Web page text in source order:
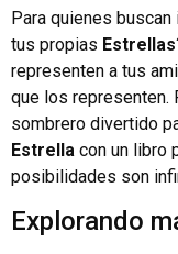
Para quienes
tus propias Estrellas
representen a tus
que los representen.
sombrero divertido
Estrella con un libro
posibilidades son
Explorando